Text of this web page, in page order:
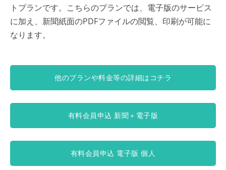
トプランです。こちらのプランでは、電子版のサービス
に加え、新聞紙面のPDFファイルの閲覧、印刷が可能に
なります。
他のプランや料金等の詳細はコチラ
有料会員申込 新聞＋電子版
有料会員申込 電子版 個人